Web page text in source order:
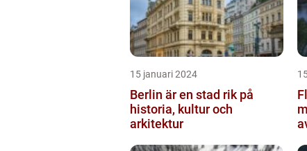
15 januari 2024
Berlin är en stad rik på
historia, kultur och
arkitektur